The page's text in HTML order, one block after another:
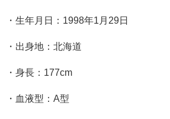
・生年月日：1998年1月29日
・出身地：北海道
・身長：177cm
・血液型：A型